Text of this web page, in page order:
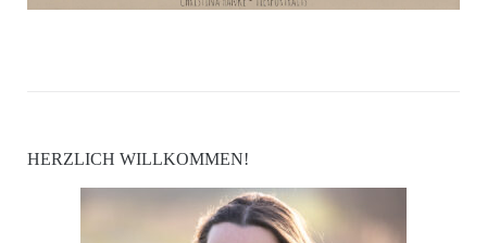
HERZLICH WILLKOMMEN!